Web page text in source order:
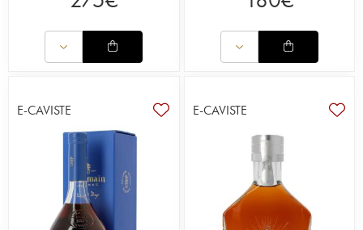
E-CAVISTE E-CAVISTE